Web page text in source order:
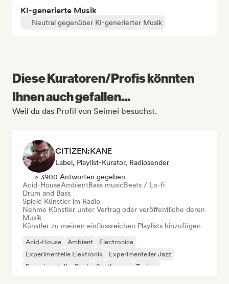
KI-generierte Musik
Neutral gegenüber KI-generierter Musik
Diese Kuratoren/Profis könnten
Ihnen auch gefallen...
Weil du das Profil von Seimei besuchst.
CITIZEN:KANE
Label, Playlist-Kurator, Radiosender
> 3900 Antworten gegeben
Acid-HouseAmbientBass musicBeats / Lo-fi
Drum and Bass
Spiele Künstler im Radio
Nehme Künstler unter Vertrag oder veröffentliche deren
Musik
Künstler zu meinen einflussreichen Playlists hinzufügen
Acid-House Ambient
Electronica
Experimentelle Elektronik
Experimenteller Jazz
Experimenteller Rock
Synthwave Techno